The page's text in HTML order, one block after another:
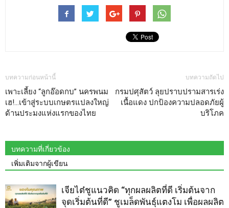
บทความก่อนหน้านี้
เพาะเลี้ยง “ลูกอ๊อดกบ” นครพนม
เฮ!…เข้าสู่ระบบเกษตรแปลงใหญ่
ด้านประมงแห่งแรกของไทย
บทความถัดไป
กรมปศุสัตว์ ลุยปราบปรามสารเร่ง
เนื้อแดง ปกป้องความปลอดภัยผู้
บริโภค
บทความที่เกี่ยวข้อง
เพิ่มเติมจากผู้เขียน
เจียไต๋ชูแนวคิด “ทุกผลผลิตที่ดี เริ่มต้นจาก
จุดเริ่มต้นที่ดี” ชูเมล็ดพันธุ์แตงโม เพื่อผลผลิต